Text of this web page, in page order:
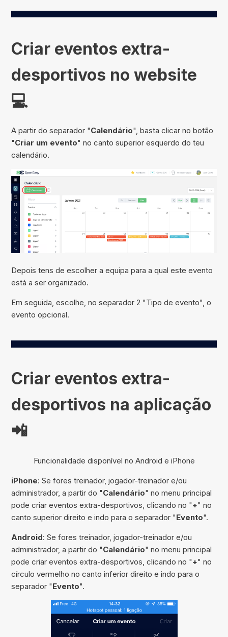
Criar eventos extra-
desportivos no website
💻
A partir do separador "Calendário", basta clicar no botão
"Criar um evento" no canto superior esquerdo do teu
calendário.
Depois tens de escolher a equipa para a qual este evento
está a ser organizado.
Em seguida, escolhe, no separador 2 "Tipo de evento", o
evento opcional.
Criar eventos extra-
desportivos na aplicação
📲
Funcionalidade disponível no Android e iPhone
iPhone: Se fores treinador, jogador-treinador e/ou
administrador, a partir do "Calendário" no menu principal
pode criar eventos extra-desportivos, clicando no "+" no
canto superior direito e indo para o separador "Evento".
Android: Se fores treinador, jogador-treinador e/ou
administrador, a partir do "Calendário" no menu principal
pode criar eventos extra-desportivos, clicando no "+" no
círculo vermelho no canto inferior direito e indo para o
separador "Evento".